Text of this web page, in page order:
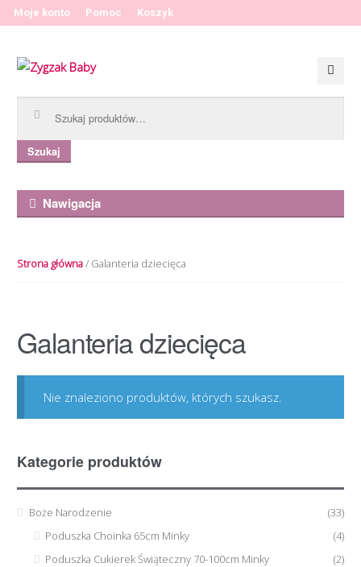
Moje konto Pomoc Koszyk
Przeskocz do nawigacji
Przeskocz do treści
Szukaj
Nawigacja
Strona główna/ Galanteria dziecięca
Galanteria dziecięca
Nie znaleziono produktów, których szukasz.
Kategorie produktów
Boże Narodzenie
(33)
Poduszka Choinka 65cm Minky
(4)
Poduszka Cukierek Świąteczny 70-100cm Minky
(2)